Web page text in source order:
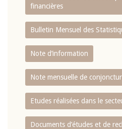
financières
Bulletin Mensuel des
Note d’information
Note mensuelle de
Etudes réalisées dans le
Documents d’études et de